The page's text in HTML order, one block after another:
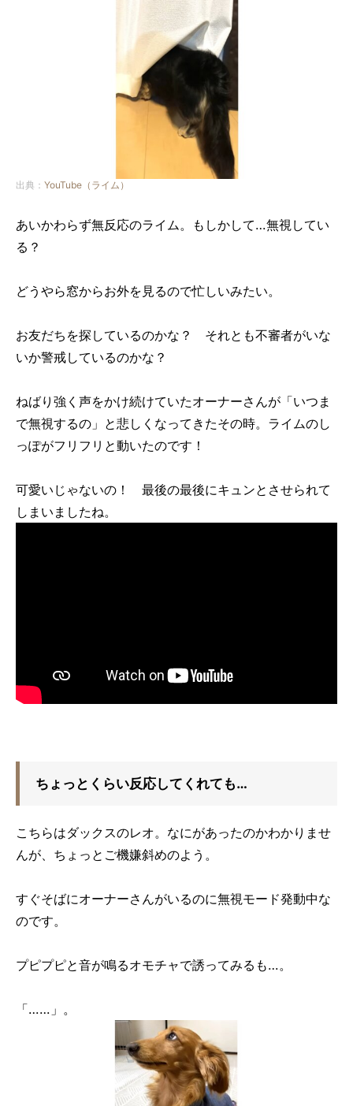
出典： YouTube（ライム）
あいかわらず無反応のライム。もしかして…無視してい
る？
どうやら窓からお外を見るので忙しいみたい。
お友だちを探しているのかな？ それとも不審者がいな
いか警戒しているのかな？
ねばり強く声をかけ続けていたオーナーさんが「いつま
で無視するの」と悲しくなってきたその時。ライムのし
っぽがフリフリと動いたのです！
可愛いじゃないの！ 最後の最後にキュンとさせられて
しまいましたね。
ちょっとくらい反応してくれても…
こちらはダックスのレオ。なにがあったのかわかりませ
んが、ちょっとご機嫌斜めのよう。
すぐそばにオーナーさんがいるのに無視モード発動中な
のです。
プピプピと音が鳴るオモチャで誘ってみるも…。
「……」。